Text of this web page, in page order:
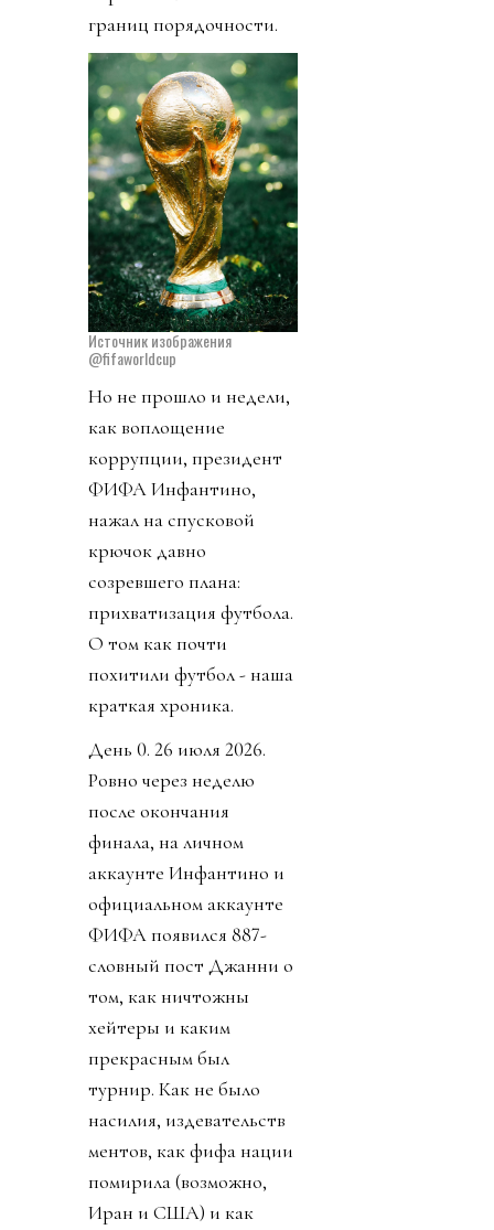
границ порядочности.
Источник изображения
@fifaworldcup
Но не прошло и недели,
как воплощение
коррупции, президент
ФИФА Инфантино,
нажал на спусковой
крючок давно
созревшего плана:
прихватизация футбола.
О том как почти
похитили футбол - наша
краткая хроника.
День 0. 26 июля 2026.
Ровно через неделю
после окончания
финала, на личном
аккаунте Инфантино и
официальном аккаунте
ФИФА появился 887-
словный пост Джанни о
том, как ничтожны
хейтеры и каким
прекрасным был
турнир. Как не было
насилия, издевательств
ментов, как фифа нации
помирила (возможно,
Иран и США) и как